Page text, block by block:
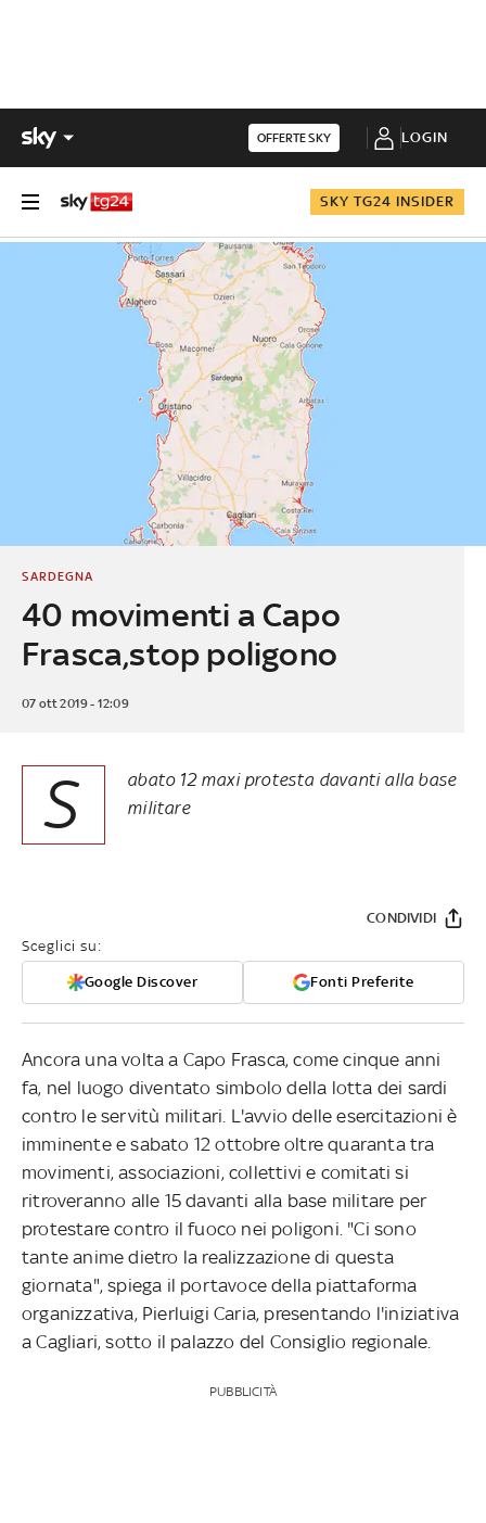
OFFERTE SKY LOGIN
SKY TG24 INSIDER
40 movimenti a Capo
Frasca,stop poligono
SARDEGNA
07 ott 2019 - 12:09
S
abato 12 maxi protesta davanti alla base
militare
Sceglici su:
Google Discover Fonti Preferite
CONDIVIDI
Ancora una volta a Capo Frasca, come cinque anni
fa, nel luogo diventato simbolo della lotta dei sardi
contro le servitù militari. L'avvio delle esercitazioni è
imminente e sabato 12 ottobre oltre quaranta tra
movimenti, associazioni, collettivi e comitati si
ritroveranno alle 15 davanti alla base militare per
protestare contro il fuoco nei poligoni. "Ci sono
tante anime dietro la realizzazione di questa
giornata", spiega il portavoce della piattaforma
organizzativa, Pierluigi Caria, presentando l'iniziativa
a Cagliari, sotto il palazzo del Consiglio regionale.
PUBBLICITÀ